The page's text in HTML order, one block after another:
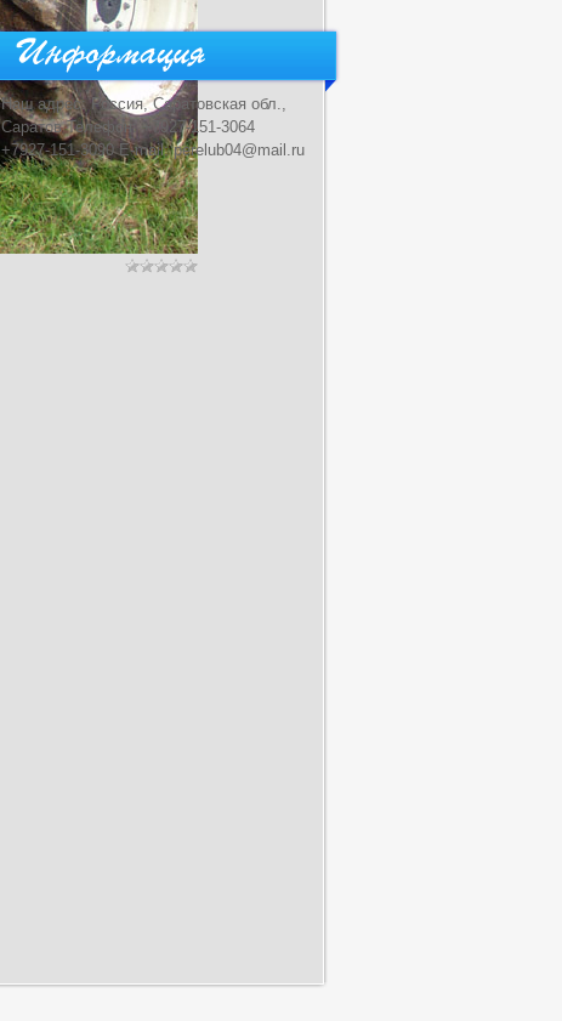
Наш адрес: Россия, Саратовская обл.,
Саратов Телефон: +7927-151-3064
+7927-151-3090 E-mail: perelub04@mail.ru